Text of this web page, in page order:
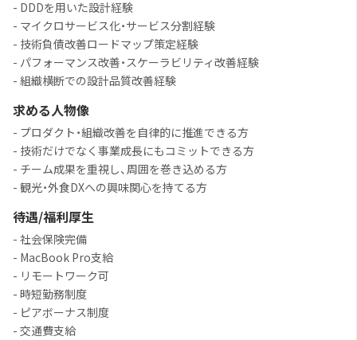
- DDDを用いた設計経験
- マイクロサービス化・サービス分割経験
- 技術負債改善ロードマップ策定経験
- パフォーマンス改善・スケーラビリティ改善経験
- 組織横断での設計品質改善経験
求める人物像
- プロダクト・組織改善を自律的に推進できる方
- 技術だけでなく事業成長にもコミットできる方
- チーム成果を重視し、周囲を巻き込める方
- 観光・外食DXへの興味関心を持てる方
待遇/福利厚生
- 社会保険完備
- MacBook Pro支給
- リモートワーク可
- 時短勤務制度
- ピアボーナス制度
- 交通費支給